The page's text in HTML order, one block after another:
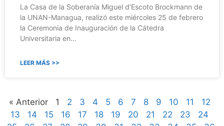
La Casa de la Soberanía Miguel d’Escoto Brockmann de
la UNAN-Managua, realizó este miércoles 25 de febrero
la Ceremonia de Inauguración de la Cátedra
Universitaria en…
LEER MÁS >>
« Anterior 1 2 3 4 5 6 7 8 9 10 11
12
13
14 15 16 17 18 19 20 21 22 23
24